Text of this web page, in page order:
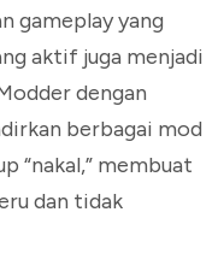
gameplay yang
aktif juga menjadi
dengan
berbagai mod
“nakal,” membuat
dan tidak